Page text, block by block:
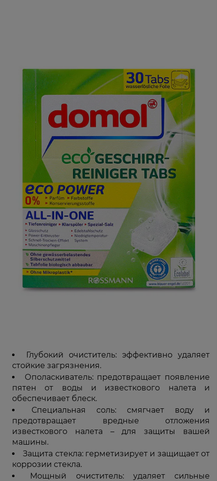
Глубокий очиститель: эффективно удаляет
стойкие загрязнения.
Ополаскиватель: предотвращает появление
пятен от воды и известкового налета и
обеспечивает блеск.
Специальная соль: смягчает воду и
предотвращает вредные отложения
известкового налета – для защиты вашей
машины.
Защита стекла: герметизирует и защищает от
коррозии стекла.
Мощный очиститель: удаляет сильные